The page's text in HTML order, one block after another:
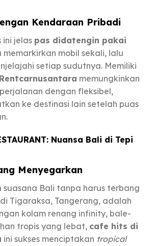
Kendaraan Pribadi
ini jelas pas didatengin pakai
memarkirkan mobil sekali, lalu
setiap sudutnya. Memiliki
Rentcarnusantara memungkinkan
dengan fleksibel,
ke destinasi lain setelah puas
Nuansa Bali di Tepi
Menyegarkan
suasana Bali tanpa harus terbang
Tigaraksa, Tangerang, adalah
kolam renang infinity, bale-
tropis yang lebat, cafe hits di
ini sukses menciptakan tropical